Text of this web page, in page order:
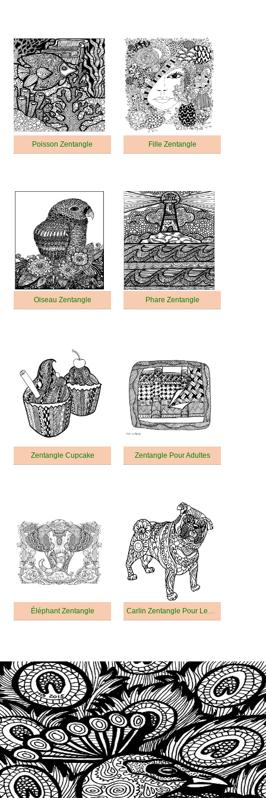
Poisson Zentangle Fille Zentangle
Oiseau Zentangle Phare Zentangle
Zentangle Cupcake Zentangle Pour Adultes
Éléphant Zentangle Carlin Zentangle Pour Les Enfants